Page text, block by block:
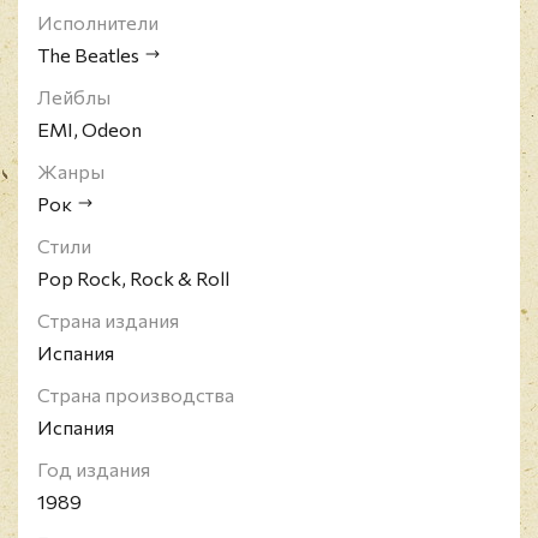
Исполнители
The Beatles
Лейблы
EMI, Odeon
Жанры
Рок
Стили
Pop Rock, Rock & Roll
Страна издания
Испания
Страна производства
Испания
Год издания
1989